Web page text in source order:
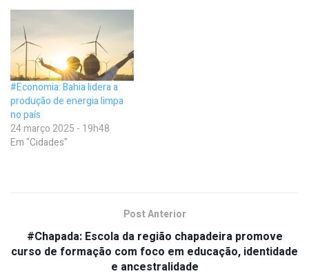
#Economia: Bahia lidera a
produção de energia limpa
no país
24 março 2025 - 19h48
Em "Cidades"
Post Anterior
#Chapada: Escola da região chapadeira promove
curso de formação com foco em educação, identidade
e ancestralidade